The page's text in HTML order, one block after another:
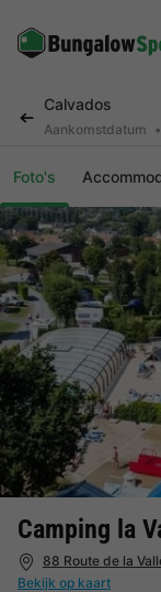
Calvados
Aankomstdatum
Foto's
Camping la
88 Route de la
Bekijk op kaart